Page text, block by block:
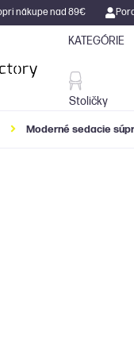
pri nákupe nad 89€
KATEGÓRIE
Stoličky
Moderné sedacie